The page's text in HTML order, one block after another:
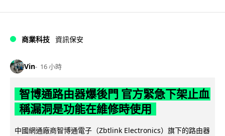
商業科技 資訊保安
Vin 16 小時
智博通路由器爆後門 官方緊急下架止血
稱漏洞是功能在維修時使用
中國網通廠商智博通電子（Zbtlink Electronics）旗下的路由器